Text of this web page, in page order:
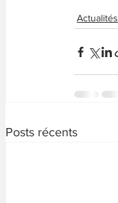
Actualités
Posts récents